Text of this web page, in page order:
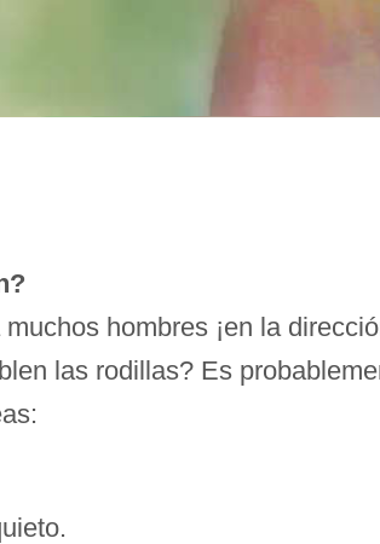
hombres ¡en la
las rodillas? Es